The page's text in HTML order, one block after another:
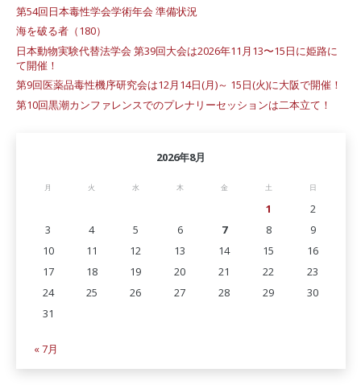
第54回日本毒性学会学術年会 準備状況
海を破る者（180）
日本動物実験代替法学会 第39回大会は2026年11月13〜15日に姫路に
て開催！
第9回医薬品毒性機序研究会は12月14日(月)～ 15日(火)に大阪で開催！
第10回黒潮カンファレンスでのプレナリーセッションは二本立て！
2026年8月
月 火 水 木 金 土 日
1
2
3
4 5 6 7 8
9
10
11 12 13 14 15
16
17
18 19 20 21 22
23
24
25 26 27 28 29
30
31
« 7月